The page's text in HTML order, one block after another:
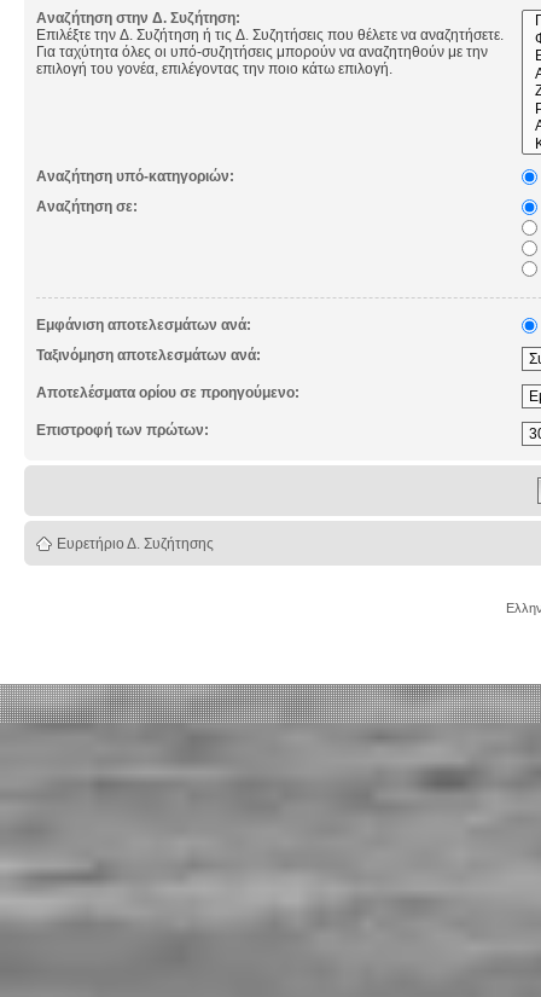
Αναζήτηση στην Δ. Συζήτηση:
Επιλέξτε την Δ. Συζήτηση ή τις Δ. Συζητήσεις που θέλετε να αναζητήσετε.
Για ταχύτητα όλες οι υπό-συζητήσεις μπορούν να αναζητηθούν με την
επιλογή του γονέα, επιλέγοντας την ποιο κάτω επιλογή.
Αναζήτηση υπό-κατηγοριών:
Αναζήτηση σε:
Εμφάνιση αποτελεσμάτων ανά:
Ταξινόμηση αποτελεσμάτων ανά:
Αποτελέσματα ορίου σε προηγούμενο:
Επιστροφή των πρώτων:
Ευρετήριο Δ. Συζήτησης